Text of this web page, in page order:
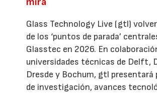
Glass Technology Live (gtl)
de los ‘puntos de parada’
Glasstec en 2026. En
universidades técnicas de Delft,
Dresde y Bochum, gtl
de investigación, avances